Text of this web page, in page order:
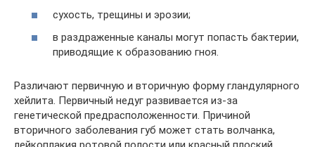
сухость, трещины и эрозии;
в раздраженные каналы могут попасть бактерии,
приводящие к образованию гноя.
Различают первичную и вторичную форму гландулярного
хейлита. Первичный недуг развивается из-за
генетической предрасположенности. Причиной
вторичного заболевания губ может стать волчанка,